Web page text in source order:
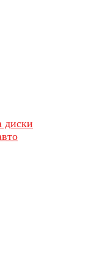
диски